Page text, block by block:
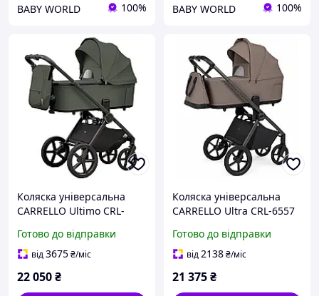
BABY WORLD 100% BABY WORLD 100%
Коляска універсальна
CARRELLO Ultimo CRL-
Готово до відправки
від3675₴/міс
22 050₴
Коляска універсальна
CARRELLO Ultra CRL-6557
Готово до відправки
від2138₴/міс
21 375₴